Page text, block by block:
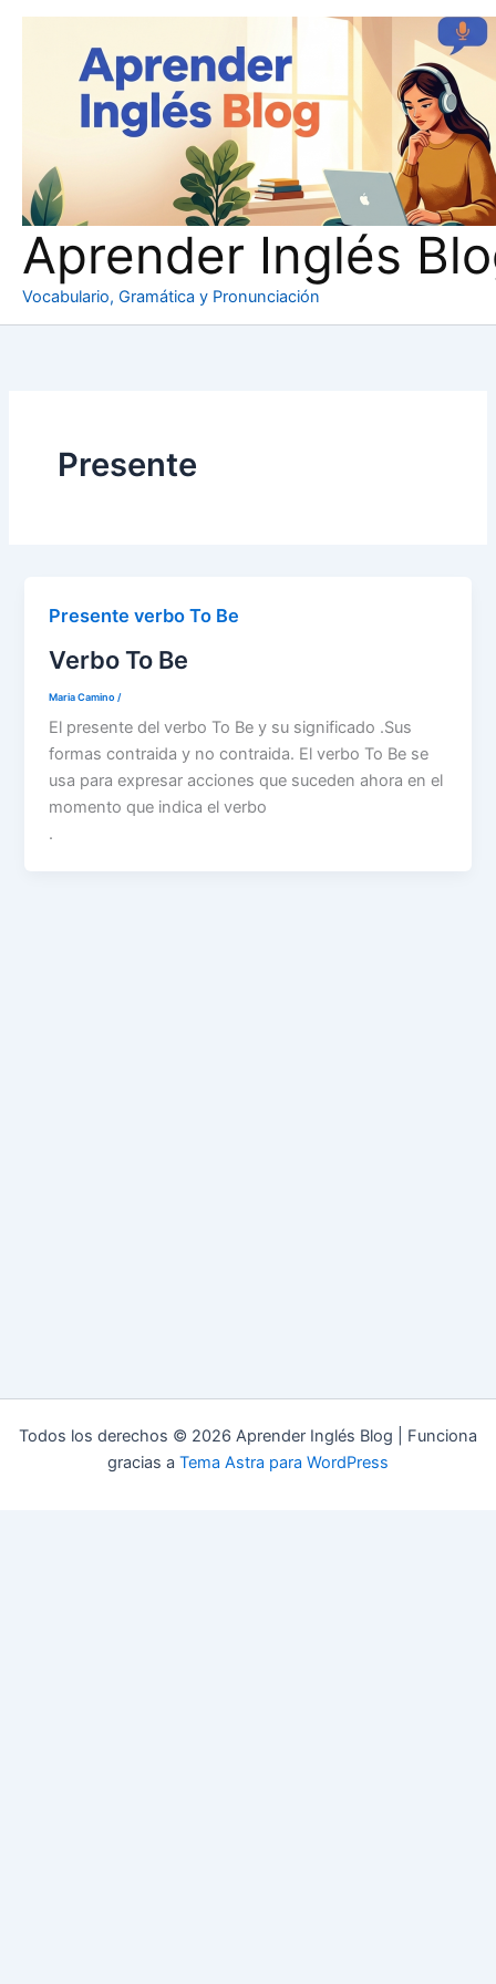
Aprender Inglés
Vocabulario, Gramática y Pronunciación
Presente
Presente verbo To Be
Verbo To Be
Maria Camino/
El presente del verbo To Be y su significado .Sus
formas contraida y no contraida. El verbo To Be se
usa para expresar acciones que suceden ahora en el
momento que indica el verbo
.
Todos los derechos © 2026 Aprender Inglés Blog | Funciona
gracias a Tema Astra para WordPress